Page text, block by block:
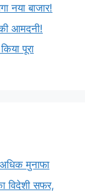
नया बाजार!
आमदनी!
पूरा
मुनाफा
विदेशी सफर,